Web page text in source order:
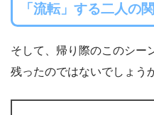
「流転」する二人の
そして、帰り際のこのシー
残ったのではないでしょう